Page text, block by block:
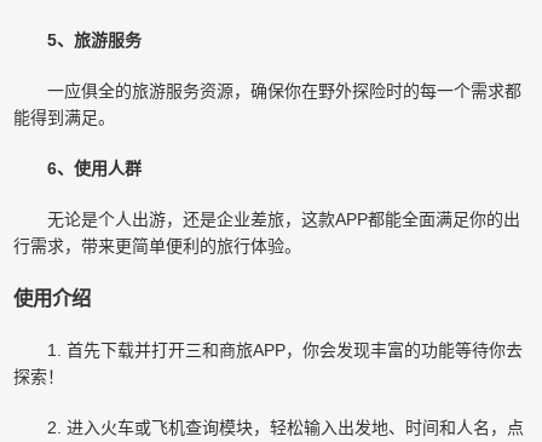
5、旅游服务
一应俱全的旅游服务资源，确保你在野外探险时的每一个需求都
能得到满足。
6、使用人群
无论是个人出游，还是企业差旅，这款APP都能全面满足你的出
行需求，带来更简单便利的旅行体验。
使用介绍
1. 首先下载并打开三和商旅APP，你会发现丰富的功能等待你去
探索！
2. 进入火车或飞机查询模块，轻松输入出发地、时间和人名，点